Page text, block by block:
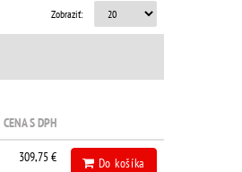
Zobraziť:
CENA S DPH
309,75 € Do košíka